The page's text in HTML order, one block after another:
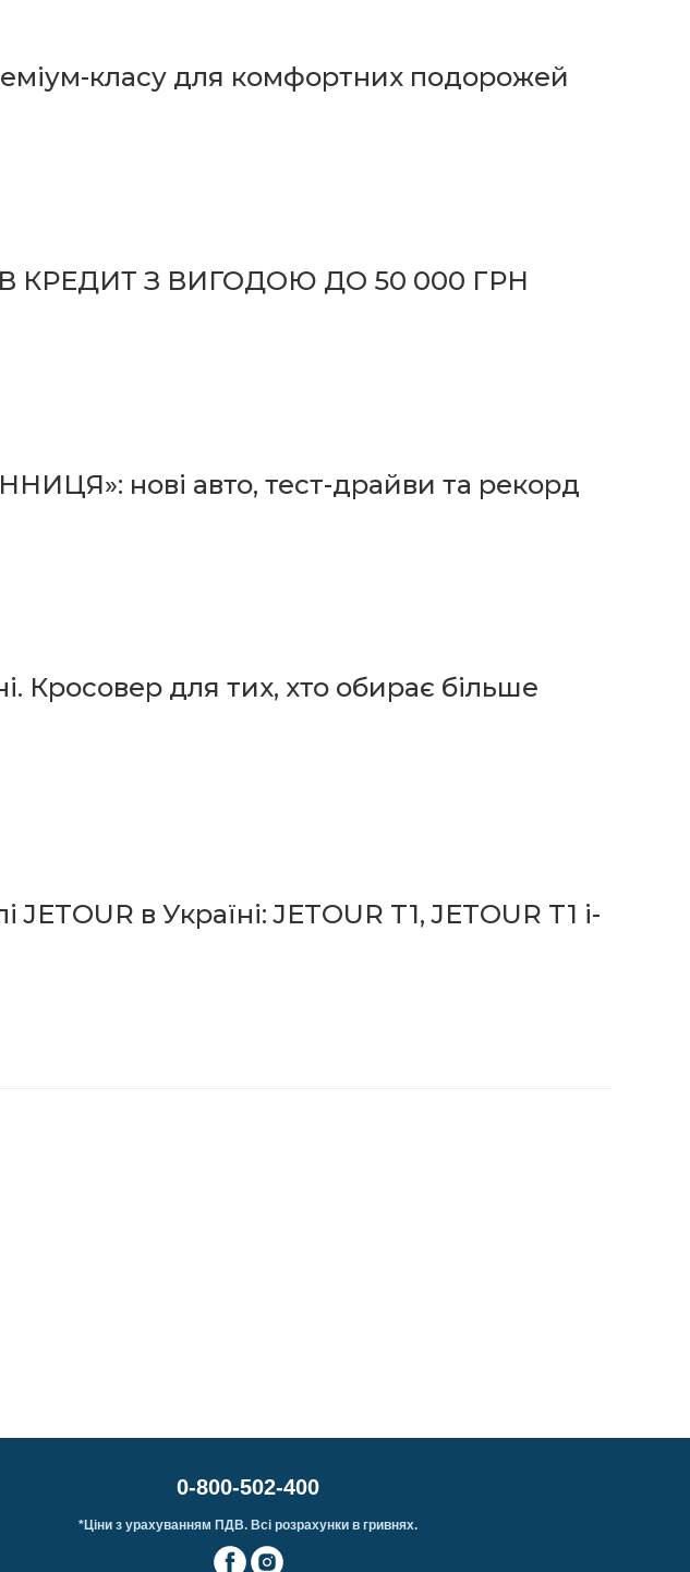
класу для комфортних подорожей
КРЕДИТ З ВИГОДОЮ ДО 50 000 ГРН
нові авто, тест-драйви та рекорд
Кросовер для тих, хто обирає більше
в Україні: JETOUR T1, JETOUR T1 i-
0-800-502-400
*Ціни з урахуванням ПДВ. Всі розрахунки в гривнях.